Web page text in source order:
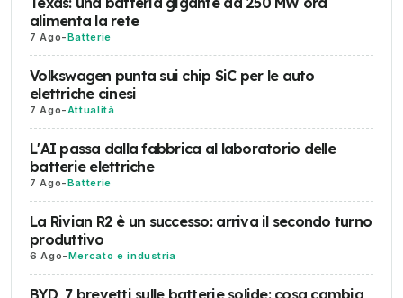
alimenta la rete
7 Ago-Batterie
Volkswagen punta sui chip SiC per le auto
elettriche cinesi
7 Ago-Attualità
L'AI passa dalla fabbrica al laboratorio delle
batterie elettriche
7 Ago-Batterie
La Rivian R2 è un successo: arriva il secondo turno
produttivo
6 Ago-Mercato e industria
BYD, 7 brevetti sulle batterie solide: cosa cambia